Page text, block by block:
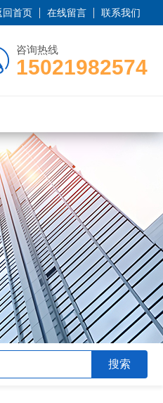
回首页 在线留言 联系我们
咨询热线
15021982574